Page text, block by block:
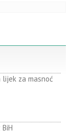
za masnoć